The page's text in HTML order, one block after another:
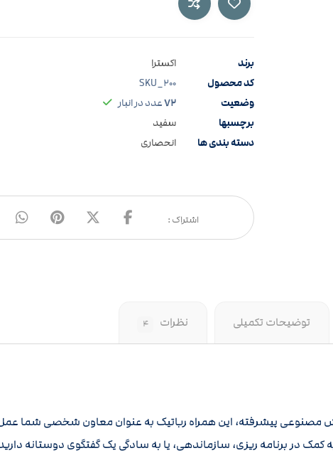
برند اکسترا
کد محصول SKU_۲۰۰
وضعیت ۷۲عدد در انبار
برچسبها سفید
دسته بندی ها انحصاری
توضیحات تکمیلی نظرات ۴
مصنوعی پیشرفته، این همراه رباتیک به عنوان معاون شخصی شما
کمک در برنامه ریزی، سازماندهی، یا به سادگی یک گفتگوی دوستانه